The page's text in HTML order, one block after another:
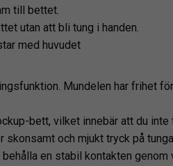
till bettet.
utan att bli tung i handen.
med huvudet
Mundelen har frihet
bett, vilket innebär att du
och mjukt tryck på
en stabil kontakten